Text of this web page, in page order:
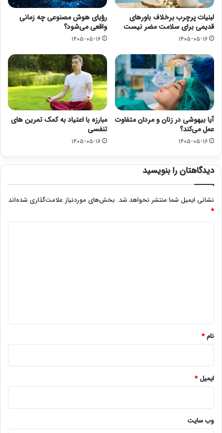
لبنیات پرچرب برخلاف باورهای
قدیمی برای سلامت مضر نیست
۱۴۰۵-۰۵-۱۶
رؤیای هوش مصنوعی چه زمانی
واقعی می‌شود؟
۱۴۰۵-۰۵-۱۶
آیا بیهوشی در زنان و مردان متفاوت
عمل می‌کند؟
۱۴۰۵-۰۵-۱۶
مبارزه با اعتیاد به کمک تمرین های
تنفسی
۱۴۰۵-۰۵-۱۶
دیدگاهتان را بنویسید
نشانی ایمیل شما منتشر نخواهد شد. بخش‌های موردنیاز علامت‌گذاری شده‌اند
*
نام*
ایمیل*
وب‌ سایت